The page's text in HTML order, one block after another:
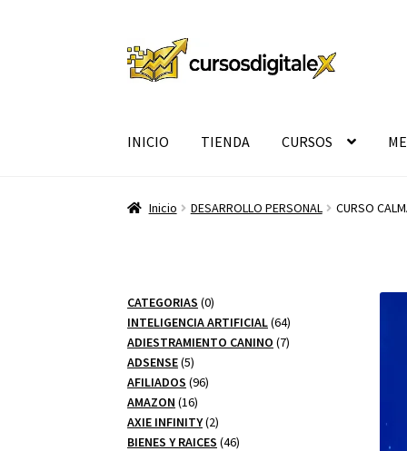
Ir
a
Ir
al
INICIO TIENDA CURSOS
Inicio DESARROLLO PERSONAL CURSO
CATEGORIAS 00
productos
INTELIGENCIA ARTIFICIAL 6464
productos
ADIESTRAMIENTO CANINO 77
ADSENSE 55
productos
AFILIADOS 9696
AMAZON 1616
productos
AXIE INFINITY 22
productos
BIENES Y RAICES 4646